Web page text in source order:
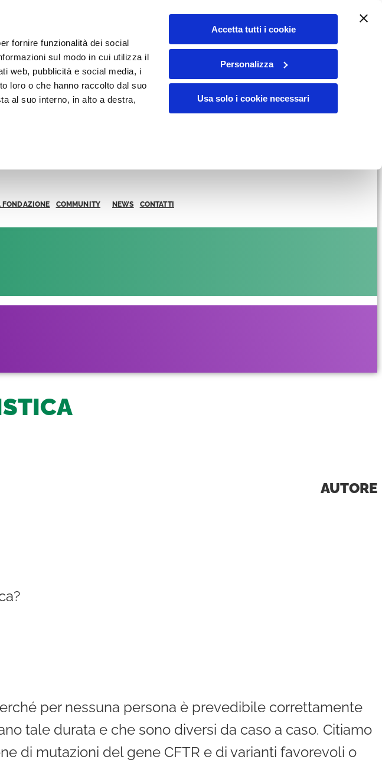
fornire funzionalità dei social
sul modo in cui utilizza il
web, pubblicità e social media, i
loro o che hanno raccolto dal suo
al suo interno, in alto a destra,
Accetta tutti i cookie
Personalizza
Usa solo i cookie necessari
FONDAZIONE COMMUNITY NEWS CONTATTI
AUTORE
per nessuna persona è prevedibile correttamente
tale durata e che sono diversi da caso a caso. Citiamo
di mutazioni del gene CFTR e di varianti favorevoli o